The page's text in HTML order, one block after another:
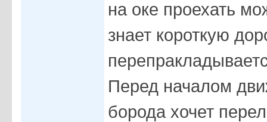
на оке проехать
знает короткую
Перед началом
борода хочет